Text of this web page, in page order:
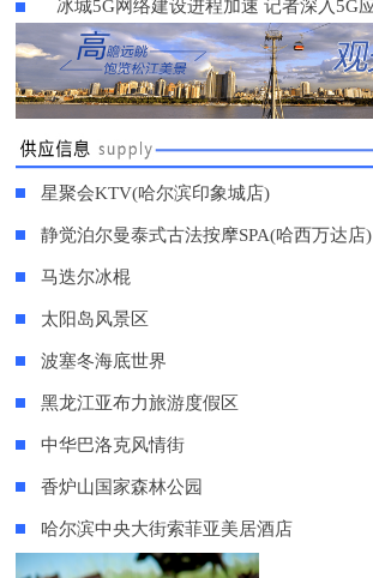
星聚会KTV(哈尔滨印象城店)
静觉泊尔曼泰式古法按摩SPA(哈西万达店)
马迭尔冰棍
太阳岛风景区
波塞冬海底世界
黑龙江亚布力旅游度假区
中华巴洛克风情街
香炉山国家森林公园
哈尔滨中央大街索菲亚美居酒店